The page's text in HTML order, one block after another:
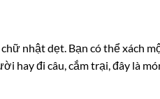
nhật dẹt. Bạn có thể xách
hay đi câu, cắm trại, đây là